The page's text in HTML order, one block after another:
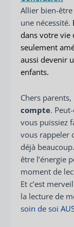
Allier bien-
une nécessité.
dans votre vie
seulement
aussi devenir
enfants.
Chers
compte.
vous puissiez
vous rappeler
déjà
être l’énergie
moment de
Et c’est
la lecture de
soin de soi